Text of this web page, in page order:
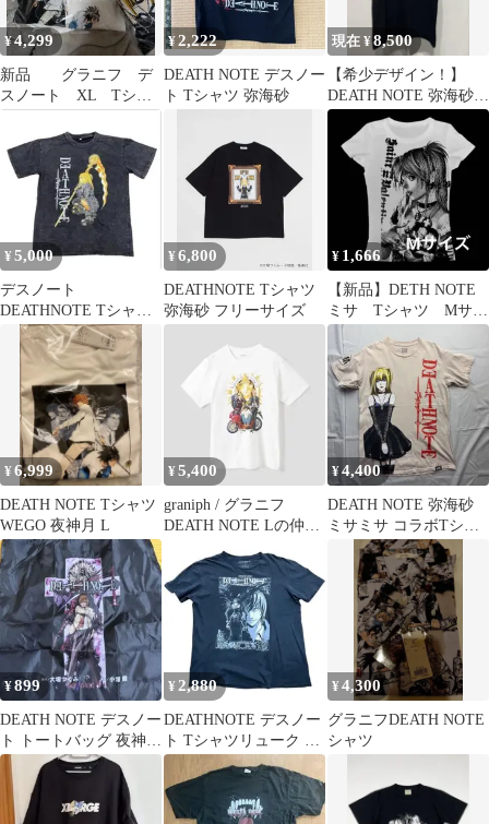
¥4,299
新品 グラニフ デ
スノート XL Tシャ
ツ DEATH NOTE
¥2,222
DEATH NOTE デスノー
ト Tシャツ 弥海砂
現在 ¥8,500
【希少デザイン！】
DEATH NOTE 弥海砂 T
シャツ
¥ 5,000
デスノート
DEATHNOTE Tシャツ
tee 大場つぐみ 弥海砂
ミサミサ
¥6,800
DEATHNOTE Tシャツ
弥海砂 フリーサイズ
¥ 1,666
【新品】DETH NOTE
ミサ Tシャツ Mサイ
ズ
¥6,999
DEATH NOTE Tシャツ
WEGO 夜神月 L
¥5,400
graniph / グラニフ
DEATH NOTE Lの仲間
¥4,400
DEATH NOTE 弥海砂
ミサミサ コラボTシャ
ツ M アニメT
¥899
DEATH NOTE デスノー
ト トートバッグ 夜神月
シープラ限定
¥ 2,880
DEATHNOTE デスノー
ト Tシャツリューク ア
ニメT 漫画T 少年ジャ
ンプ
¥4,300
グラニフDEATH NOTE
シャツ